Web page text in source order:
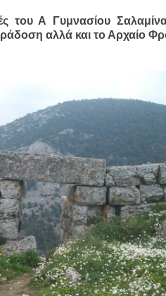
του Α Γυμνασίου
αλλά και το Αρχαίο